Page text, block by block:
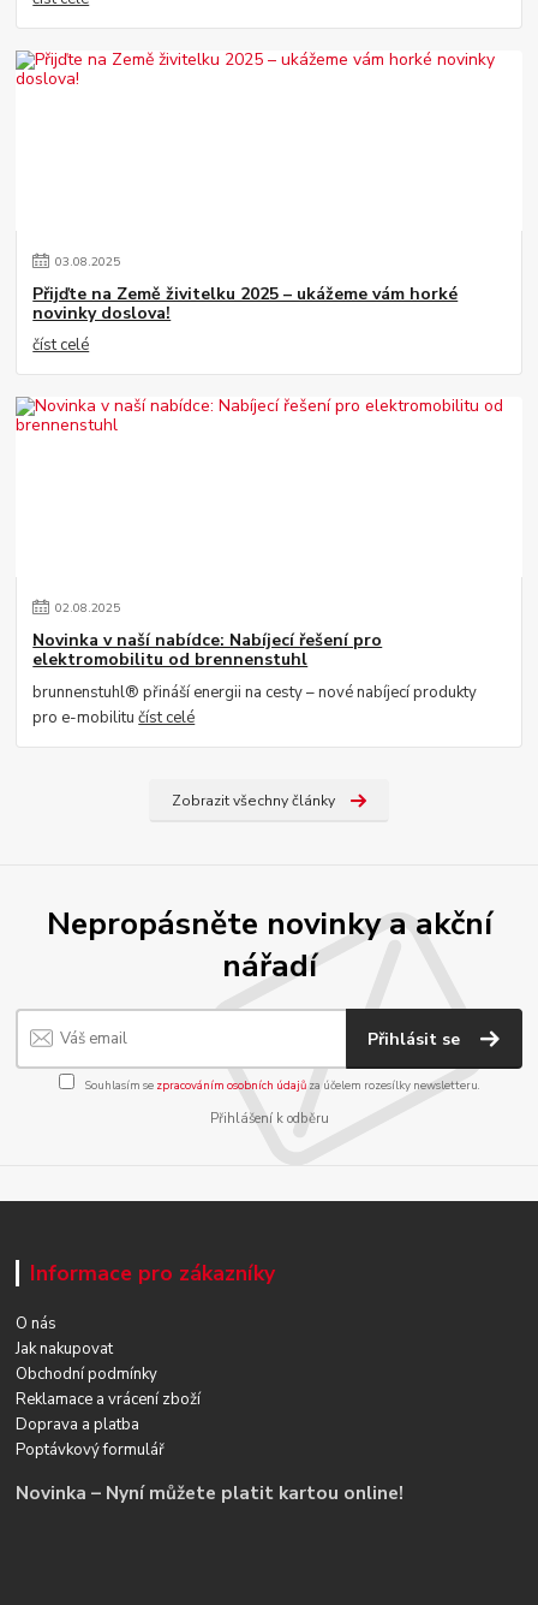
03.08.2025
Přijďte na Země živitelku 2025 – ukážeme vám horké
novinky doslova!
číst celé
02.08.2025
Novinka v naší nabídce: Nabíjecí řešení pro
elektromobilitu od brennenstuhl
brunnenstuhl® přináší energii na cesty – nové nabíjecí produkty
pro e-mobilitučíst celé
Zobrazit všechny články
Nepropásněte novinky a akční
nářadí
Přihlásit se
Souhlasím se zpracováním osobních údajůza účelem rozesílky newsletteru.
Přihlášení k odběru
Informace pro zákazníky
O nás
Jak nakupovat
Obchodní podmínky
Reklamace a vrácení zboží
Doprava a platba
Poptávkový formulář
Novinka – Nyní můžete platit kartou online!